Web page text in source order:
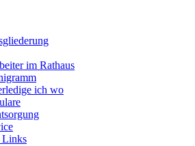
im Rathaus
ich wo
Links